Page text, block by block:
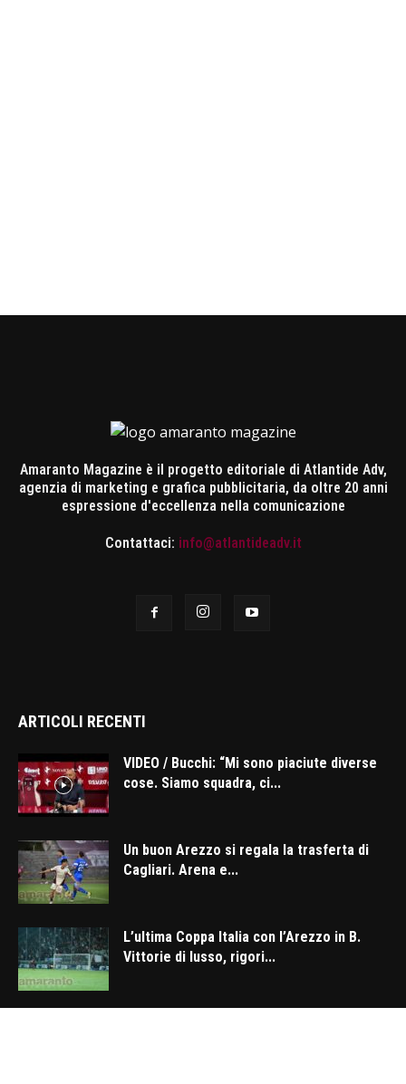
Amaranto Magazine è il progetto editoriale di Atlantide Adv,
agenzia di marketing e grafica pubblicitaria, da oltre 20 anni
espressione d'eccellenza nella comunicazione
Contattaci: info@atlantideadv.it
ARTICOLI RECENTI
VIDEO / Bucchi: “Mi sono piaciute diverse
cose. Siamo squadra, ci...
Un buon Arezzo si regala la trasferta di
Cagliari. Arena e...
L’ultima Coppa Italia con l’Arezzo in B.
Vittorie di lusso, rigori...